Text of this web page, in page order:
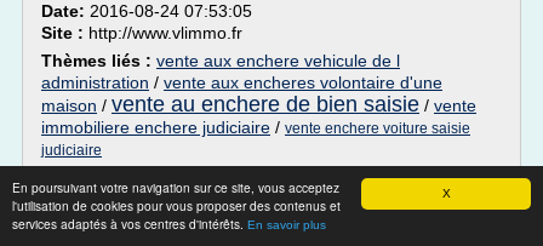
X
En poursuivant votre navigation sur ce site, vous acceptez
l'utilisation de cookies pour vous proposer des contenus et
services adaptés à vos centres d'intérêts. En savoir plus
Date: 2016-08-24 07:53:05
Site : http://www.vlimmo.fr
Thèmes liés : vente aux enchere vehicule de l
administration / vente aux encheres volontaire d'une
maison / vente au enchere de bien saisie / vente
immobiliere enchere judiciaire / vente enchere voiture saisie
judiciaire
Circulaire relative à la saisie immobilière -
jpm-copro.com